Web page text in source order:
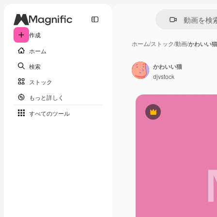
作成
ホーム
検索
ストック
もっと詳しく
すべてのツール
ホーム/ストック/動画/かわいい猫
Premium
かわいい猫
djvstock